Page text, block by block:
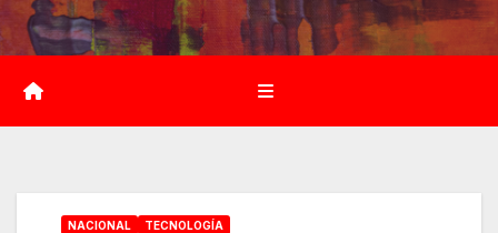
Saltar
al
contenido
NACIONAL TECNOLOGÍA